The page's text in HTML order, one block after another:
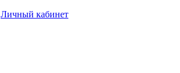
Личный кабинет